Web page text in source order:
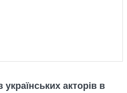
акторів в